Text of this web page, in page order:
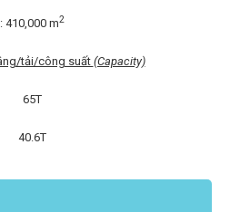
: 410,000 m2
tải/công suất(Capacity)